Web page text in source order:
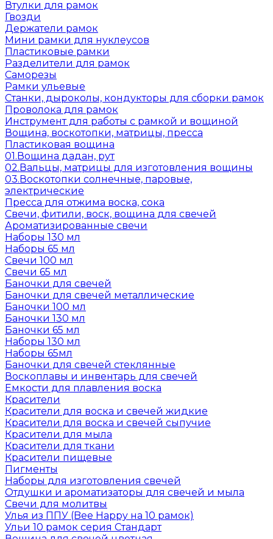
Втулки для рамок
Гвозди
Держатели рамок
Мини рамки для нуклеусов
Пластиковые рамки
Разделители для рамок
Саморезы
Рамки ульевые
Станки, дыроколы, кондукторы для сборки рамок
Проволока для рамок
Инструмент для работы с рамкой и вощиной
Вощина, воскотопки, матрицы, пресса
Пластиковая вощина
01.Вощина дадан, рут
02.Вальцы, матрицы для изготовления вощины
03.Воскотопки солнечные, паровые,
электрические
Пресса для отжима воска, сока
Свечи, фитили, воск, вощина для свечей
Ароматизированные свечи
Наборы 130 мл
Наборы 65 мл
Свечи 100 мл
Свечи 65 мл
Баночки для свечей
Баночки для свечей металлические
Баночки 100 мл
Баночки 130 мл
Баночки 65 мл
Наборы 130 мл
Наборы 65мл
Баночки для свечей стеклянные
Воскоплавы и инвентарь для свечей
Емкости для плавления воска
Красители
Красители для воска и свечей жидкие
Красители для воска и свечей сыпучие
Красители для мыла
Красители для ткани
Красители пищевые
Пигменты
Наборы для изготовления свечей
Отдушки и ароматизаторы для свечей и мыла
Свечи для молитвы
Улья из ППУ (Bee Happy на 10 рамок)
Ульи 10 рамок серия Стандарт